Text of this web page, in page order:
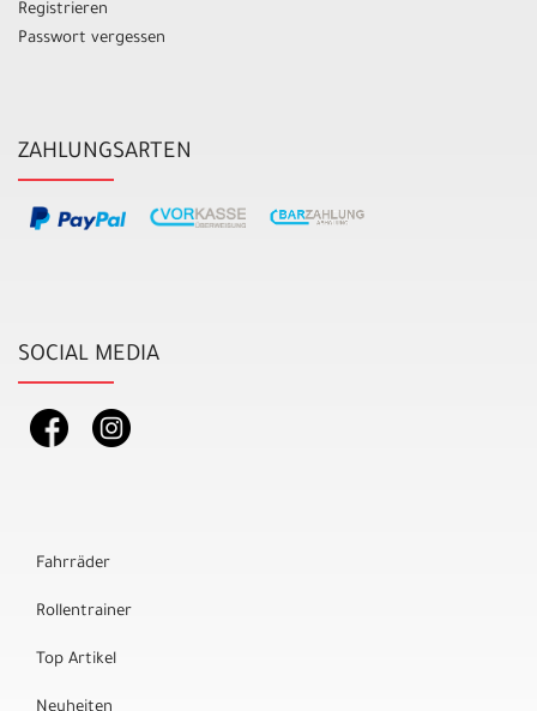
Registrieren
Passwort vergessen
ZAHLUNGSARTEN
SOCIAL MEDIA
Fahrräder
Rollentrainer
Top Artikel